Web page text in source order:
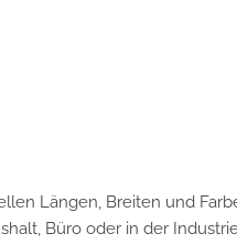
Längen, Breiten und
Büro oder in der